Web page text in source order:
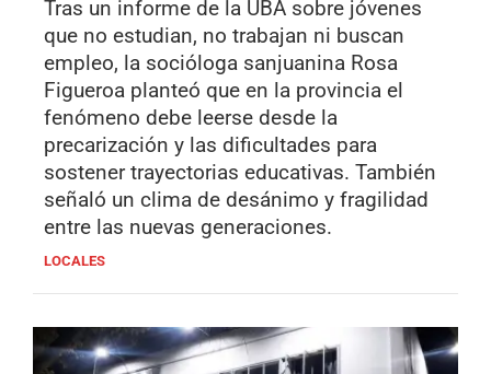
Tras un informe de la UBA sobre jóvenes
que no estudian, no trabajan ni buscan
empleo, la socióloga sanjuanina Rosa
Figueroa planteó que en la provincia el
fenómeno debe leerse desde la
precarización y las dificultades para
sostener trayectorias educativas. También
señaló un clima de desánimo y fragilidad
entre las nuevas generaciones.
LOCALES